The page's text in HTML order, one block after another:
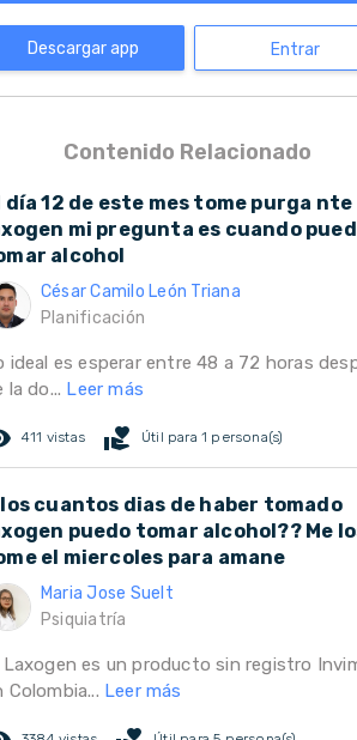
Descargar app Entrar
Contenido Relacionado
día 12 de este mes tome purga nte
mi pregunta es cuando
alcohol
César Camilo León Triana
Planificación
ideal es esperar entre 48 a 72 horas
la do... Leer más
411 vistas volunteer_activism Útil para 1 persona(s)
los cuantos dias de haber tomado
puedo tomar alcohol?? Me
el miercoles para amane
Maria Jose Suelt
Psiquiatría
Laxogen es un producto sin registro
Colombia... Leer más